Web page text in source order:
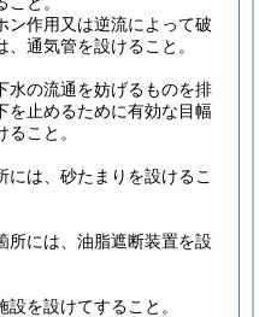
ン作用又は逆流によって破
通気管を設けること。
水の流通を妨げるものを排
を止めるために有効な目幅
こと。
には、砂たまりを設けるこ
所には、油脂遮断装置を設
を設けてすること。